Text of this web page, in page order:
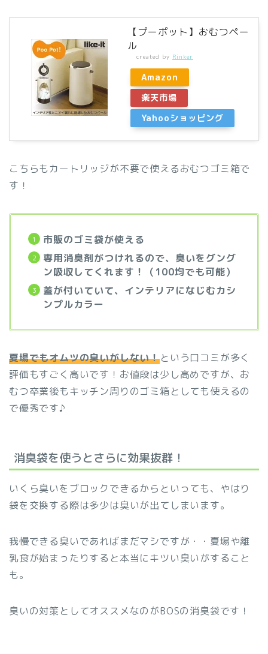
【プーポット】おむつペー
ル
created by Rinker
Amazon
楽天市場
Yahooショッピング
こちらもカートリッジが不要で使えるおむつゴミ箱で
す！
市販のゴミ袋が使える
専用消臭剤がつけれるので、臭いをグング
ン吸収してくれます！（100均でも可能）
蓋が付いていて、インテリアになじむカシ
ンプルカラー
夏場でもオムツの臭いがしない！という口コミが多く
評価もすごく高いです！お値段は少し高めですが、お
むつ卒業後もキッチン周りのゴミ箱としても使えるの
で優秀です♪
消臭袋を使うとさらに効果抜群！
いくら臭いをブロックできるからといっても、やはり
袋を交換する際は多少は臭いが出てしまいます。
我慢できる臭いであればまだマシですが・・夏場や離
乳食が始まったりすると本当にキツい臭いがすること
も。
臭いの対策としてオススメなのがBOSの消臭袋です！